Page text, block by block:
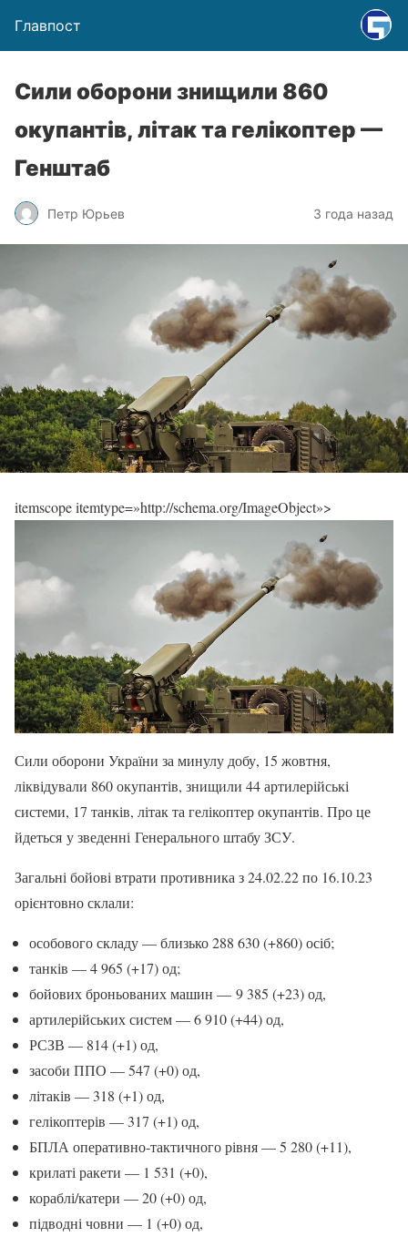
Главпост
Сили оборони знищили 860
окупантів, літак та гелікоптер —
Генштаб
Петр Юрьев 3 года назад
itemscope itemtype=»http://schema.org/ImageObject»>
Сили оборони України за минулу добу, 15 жовтня,
ліквідували 860 окупантів, знищили 44 артилерійські
системи, 17 танків, літак та гелікоптер окупантів. Про це
йдеться у зведенні Генерального штабу ЗСУ.
Загальні бойові втрати противника з 24.02.22 по 16.10.23
орієнтовно склали:
особового складу — близько 288 630 (+860) осіб;
танків — 4 965 (+17) од;
бойових броньованих машин — 9 385 (+23) од,
артилерійських систем — 6 910 (+44) од,
РСЗВ — 814 (+1) од,
засоби ППО — 547 (+0) од,
літаків — 318 (+1) од,
гелікоптерів — 317 (+1) од,
БПЛА оперативно-тактичного рівня — 5 280 (+11),
крилаті ракети — 1 531 (+0),
кораблі/катери — 20 (+0) од,
підводні човни — 1 (+0) од,